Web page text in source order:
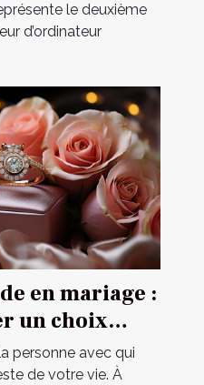
le deuxième
d’ordinateur
en mariage :
un choix
personne avec qui
de votre vie. À